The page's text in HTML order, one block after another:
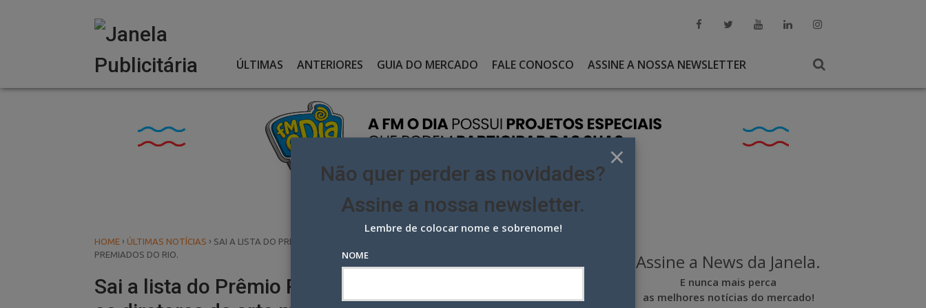
ÚLTIMAS ANTERIORES GUIA DO MERCADO FALE CONOSCO ASSINE A NOSSA NEWSLETTER
HOME › ÚLTIMAS NOTÍCIAS › SAI A LISTA DO PRÊMIO ROGERIO STEINBERG 2023! CONHEÇA OS DIRETORES DE ARTE MAIS
PREMIADOS DO RIO.
Sai a lista do Prêmio Rogerio Steinberg 2023! Conheça
Assine a News da Janela.
E nunca mais perca
as melhores notícias do mercado!
×
Não quer perder as novidades?
Assine a nossa newsletter.
Lembre de colocar nome e sobrenome!
NOME